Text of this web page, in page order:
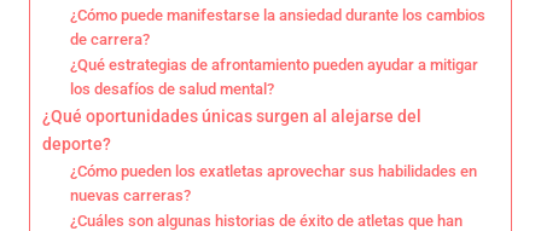
¿Cómo puede manifestarse la ansiedad durante los cambios
de carrera?
¿Qué estrategias de afrontamiento pueden ayudar a mitigar
los desafíos de salud mental?
¿Qué oportunidades únicas surgen al alejarse del
deporte?
¿Cómo pueden los exatletas aprovechar sus habilidades en
nuevas carreras?
¿Cuáles son algunas historias de éxito de atletas que han